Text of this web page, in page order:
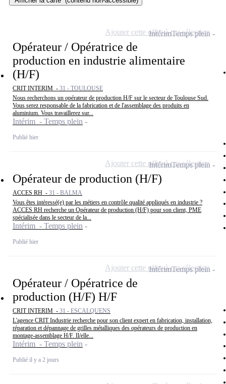
Opérateur / Opératrice de
production en industrie alimentaire
(H/F)
CRIT INTERIM - 31 - TOULOUSE
Nous recherchons un opérateur de production H/F sur le secteur de Toulouse Sud.
Vous serez responsable de la fabrication et de l'assemblage des produits en
aluminium. Vous travaillerez sur...
Intérim - Temps plein
Publié hier
IntérimTemps plein
Ajouter cette offre à ma sélection
Opérateur de production (H/F)
ACCES RH - 31 - BALMA
Vous êtes intéressé(e) par les métiers en contrôle qualité appliqués en industrie ?
ACCES RH recherche un Opérateur de production (H/F) pour son client, PME
spécialisée dans le secteur de la...
Intérim - Temps plein
Publié hier
IntérimTemps plein
Ajouter cette offre à ma sélection
Opérateur / Opératrice de
production (H/F) H/F
CRIT INTERIM - 31 - ESCALQUENS
L'agence CRIT Industrie recherche pour son client expert en fabrication, installation,
réparation et dépannage de grilles métalliques des opérateurs de production en
montage-assemblage H/F. Il/elle...
Intérim - Temps plein
Publié il y a 2 jours
IntérimTemps plein
Ajouter cette offre à ma sélection